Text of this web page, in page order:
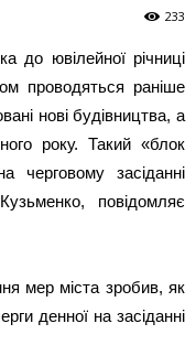
233
до ювілейної річниці
проводяться раніше
нові будівництва, а
року. Такий «блок
черговому засіданні
повідомляє
мер міста зробив, як
денної на засіданні